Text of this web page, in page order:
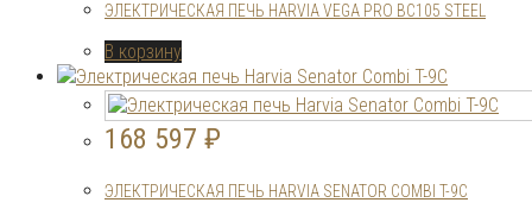
ЭЛЕКТРИЧЕСКАЯ ПЕЧЬ HARVIA VEGA PRO BC105 STEEL
В корзину
168 597 ₽
ЭЛЕКТРИЧЕСКАЯ ПЕЧЬ HARVIA SENATOR COMBI T-9C